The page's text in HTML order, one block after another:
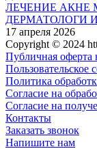
ЛЕЧЕНИЕ АКНЕ
ДЕРМАТОЛОГИ
17 апреля 2026
Copyright © 2024
Публичная оферта
Пользовательское
Политика
Согласие на
Согласие на
Контакты
Заказать звонок
Напишите нам